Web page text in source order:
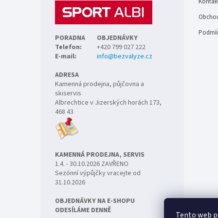
Tento web
PORADNA
OBJEDNÁVKY
Telefon:
+420 799 027 222
E-mail:
info@bezvalyze.cz
ADRESA
Kamenná prodejna, půjčovna a
skiservis
Albrechtice v Jizerských horách 173,
468 43
KAMENNÁ PRODEJNA, SERVIS
1.4. - 30.10.2026 ZAVŘENO
Sezónní výpůjčky vracejte od
31.10.2026
OBJEDNÁVKY NA E-SHOPU
ODESÍLÁME DENNĚ